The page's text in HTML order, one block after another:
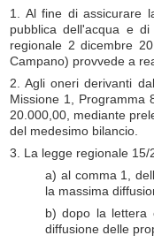
1. Al fine di assicurare
pubblica dell'acqua e
regionale 2 dicembre
Campano) provvede a
2. Agli oneri derivanti
Missione 1, Programma
20.000,00, mediante
del medesimo bilancio.
3. La legge regionale
a) al comma 1,
la massima
b) dopo la lettera
diffusione delle